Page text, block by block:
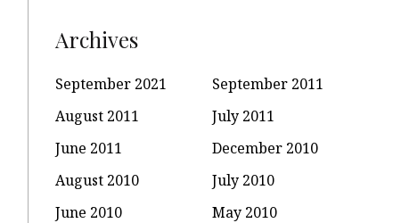
Archives
September 2021
September 2011
August 2011
July 2011
June 2011
December 2010
August 2010
July 2010
June 2010
May 2010